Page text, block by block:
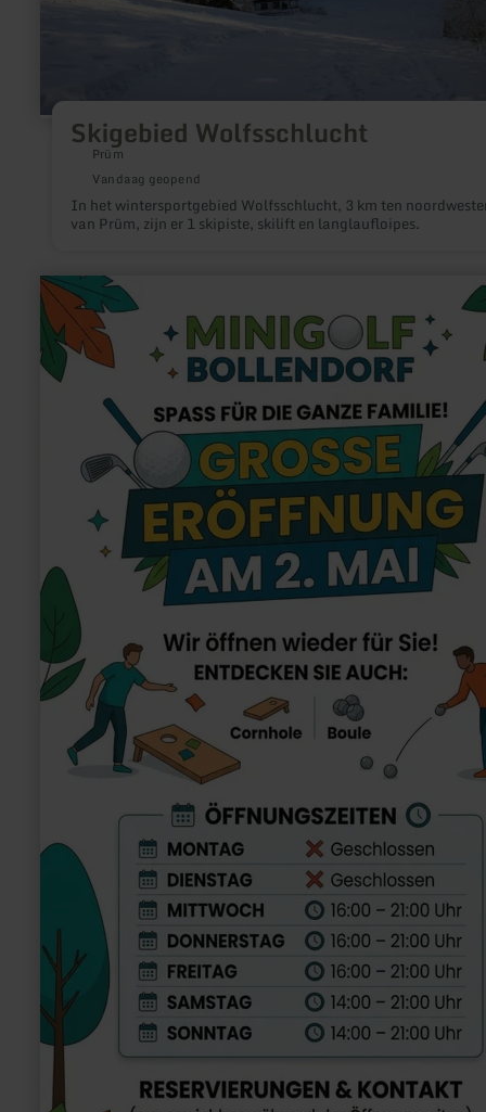
Skigebied Wolfsschlucht
Prüm
Vandaag geopend
In het wintersportgebied Wolfsschlucht, 3 km ten
van Prüm, zijn er 1 skipiste, skilift en langlaufloipes.
meer
informatie
over:
Minigolfanlage
Bollendorf